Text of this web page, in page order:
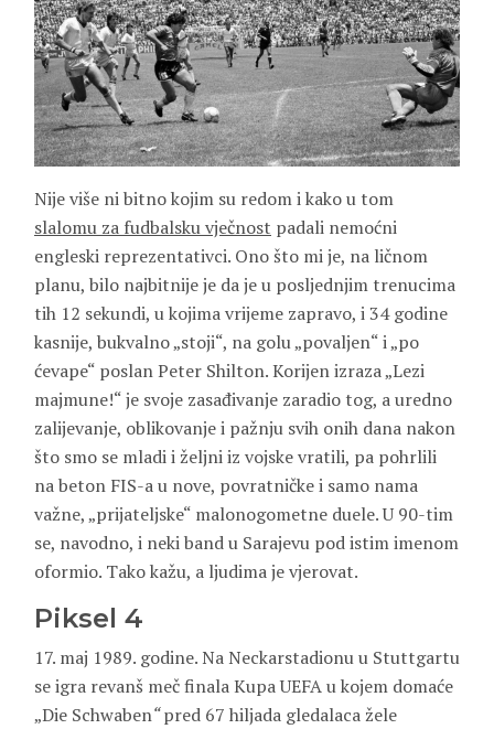
Nije više ni bitno kojim su redom i kako u tom
slalomu za fudbalsku vječnost padali nemoćni
engleski reprezentativci. Ono što mi je, na ličnom
planu, bilo najbitnije je da je u posljednjim trenucima
tih 12 sekundi, u kojima vrijeme zapravo, i 34 godine
kasnije, bukvalno „stoji“, na golu „povaljen“ i „po
ćevape“ poslan Peter Shilton. Korijen izraza „Lezi
majmune!“ je svoje zasađivanje zaradio tog, a uredno
zalijevanje, oblikovanje i pažnju svih onih dana nakon
što smo se mladi i željni iz vojske vratili, pa pohrlili
na beton FIS-a u nove, povratničke i samo nama
važne, „prijateljske“ malonogometne duele. U 90-tim
se, navodno, i neki band u Sarajevu pod istim imenom
oformio. Tako kažu, a ljudima je vjerovat.
Piksel 4
17. maj 1989. godine. Na Neckarstadionu u Stuttgartu
se igra revanš meč finala Kupa UEFA u kojem domaće
„Die Schwaben“pred 67 hiljada gledalaca žele